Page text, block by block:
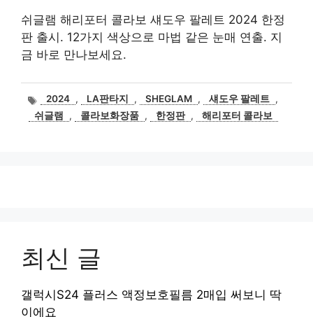
쉬글램 해리포터 콜라보 섀도우 팔레트 2024 한정
판 출시. 12가지 색상으로 마법 같은 눈매 연출. 지
금 바로 만나보세요.
태
그
2024 , LA판타지 , SHEGLAM , 섀도우 팔레트 ,
쉬글램
, 콜라보화장품 , 한정판 , 해리포터 콜라보
최신 글
갤럭시S24 플러스 액정보호필름 2매입 써보니 딱
이에요